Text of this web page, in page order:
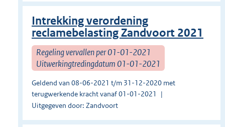
Intrekking verordening
reclamebelasting Zandvoort 2021
Regeling vervallen per 01-01-2021
Uitwerkingtredingdatum 01-01-2021
Geldend van 08-06-2021 t/m 31-12-2020 met
terugwerkende kracht vanaf 01-01-2021
Uitgegeven door: Zandvoort